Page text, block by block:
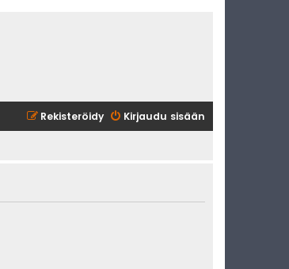
Kirjaudu sisään
Rekisteröidy